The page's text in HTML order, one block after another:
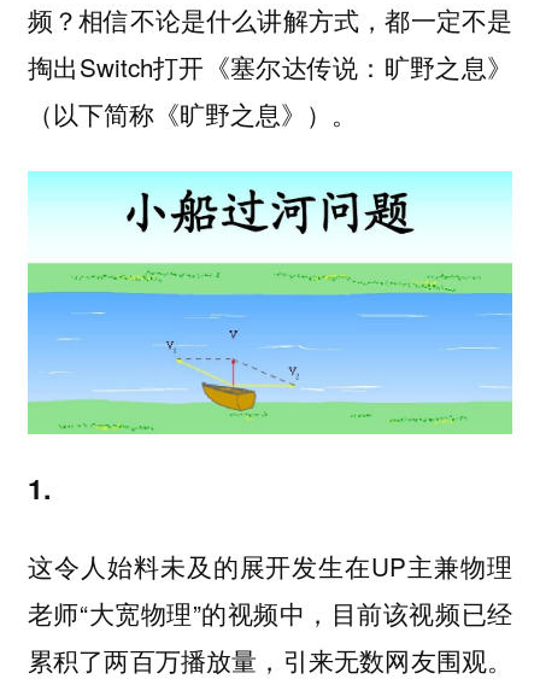
频？相信不论是什么讲解方式，都一定不是
掏出Switch打开《塞尔达传说：旷野之息》
（以下简称《旷野之息》）。
1.
这令人始料未及的展开发生在UP主兼物理
老师“大宽物理”的视频中，目前该视频已经
累积了两百万播放量，引来无数网友围观。